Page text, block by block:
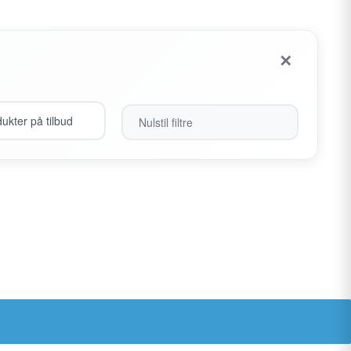
✕
på tilbud
Nulstil filtre